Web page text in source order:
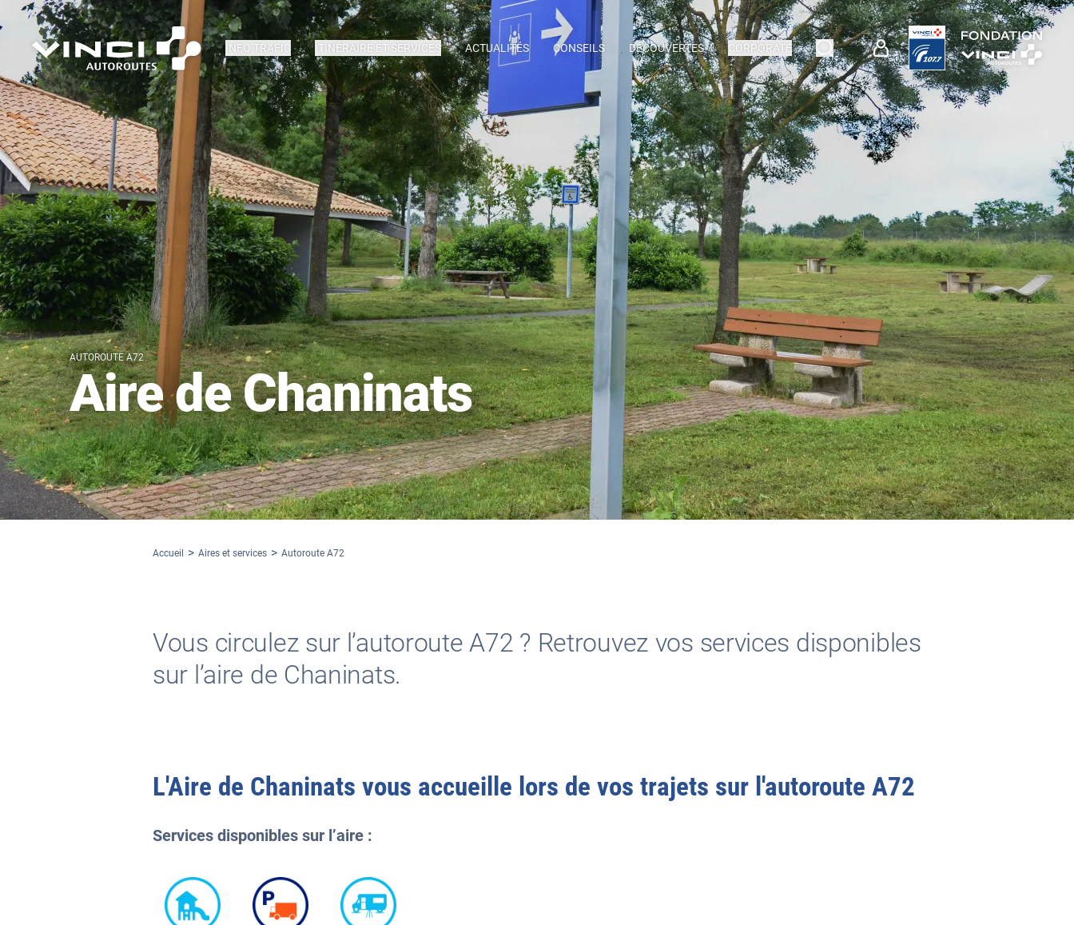
INFO TRAFIC ITINÉRAIRE ET SERVICES ACTUALITÉS CONSEILS DÉCOUVERTES CORPORATE
AUTOROUTE A72
Aire de Chaninats
Accueil Aires et services Autoroute A72
Vous circulez sur l’autoroute A72 ? Retrouvez vos services disponibles
sur l’aire de Chaninats.
L'Aire de Chaninats vous accueille lors de vos trajets sur l'autoroute A72
Services disponibles sur l’aire :